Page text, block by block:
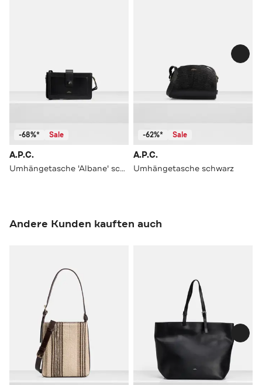
-68%* Sale
A.P.C.
Umhängetasche 'Albane' schwarz
-62%* Sale
A.P.C.
Umhängetasche schwarz
Andere Kunden kauften auch